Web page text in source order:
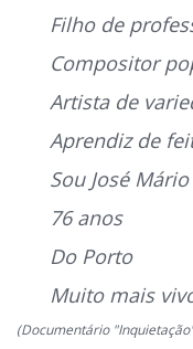
Filho de
Compositor
Artista de
Aprendiz de
Sou José
76 anos
Do Porto
Muito mais
(Documentário